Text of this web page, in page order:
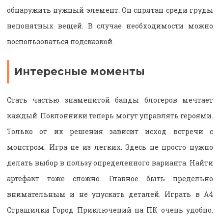
обнаружить нужный элемент. Он спрятан среди груды
непонятных вещей. В случае необходимости можно
воспользоваться подсказкой.
Интересные моменты
Стать частью знаменитой банды блогеров мечтает
каждый. Поклонники теперь могут управлять героями.
Только от их решения зависит исход встречи с
монстром. Игра не из легких. Здесь не просто нужно
делать выбор в пользу определенного варианта. Найти
артефакт тоже сложно. Главное быть предельно
внимательным и не упускать деталей. Играть в А4
Страшилки Город Приключений на ПК очень удобно.